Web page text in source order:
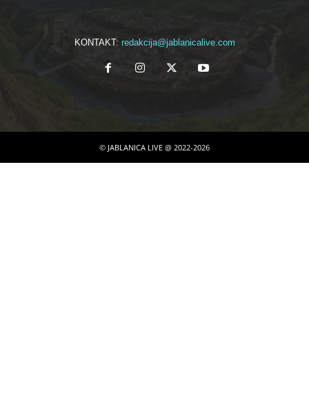
KONTAKT: redakcija@jablanicalive.com
© JABLANICA LIVE @ 2022-2026